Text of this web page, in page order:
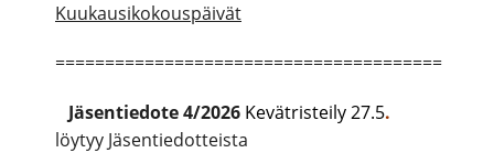
Kuukausikokouspäivät
=======================================
Jäsentiedote4/2026 Kevätristeily 27.5.
löytyy Jäsentiedotteista